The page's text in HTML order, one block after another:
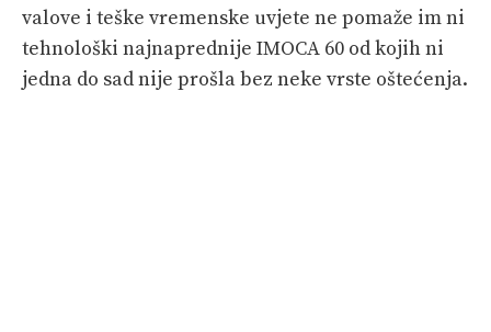
valove i teške vremenske uvjete ne pomaže im ni
tehnološki najnaprednije IMOCA 60 od kojih ni
jedna do sad nije prošla bez neke vrste oštećenja.